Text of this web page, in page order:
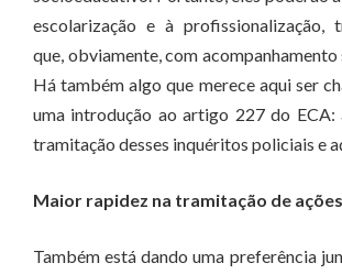
escolarização e à profissionalização,
que, obviamente, com
Há também algo que merece aqui ser
uma introdução ao artigo 227 do
tramitação desses inquéritos policiais e
Maior rapidez na tramitação de
Também está dando uma preferência